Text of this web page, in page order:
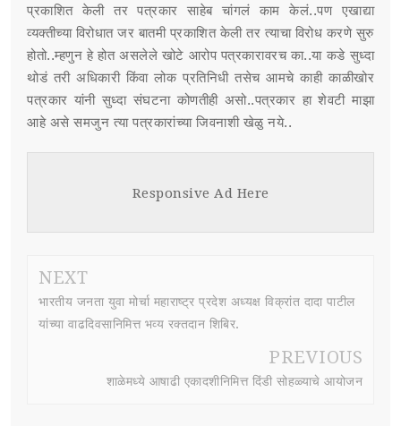
प्रकाशित केली तर पत्रकार साहेब चांगलं काम केलं..पण एखाद्या
व्यक्तीच्या विरोधात जर बातमी प्रकाशित केली तर त्याचा विरोध करणे सुरु
होतो..म्हणुन हे होत असलेले खोटे आरोप पत्रकारावरच का..या कडे सुध्दा
थोडं तरी अधिकारी किंवा लोक प्रतिनिधी तसेच आमचे काही काळीखोर
पत्रकार यांनी सुध्दा संघटना कोणतीही असो..पत्रकार हा शेवटी माझा
आहे असे समजुन त्या पत्रकारांच्या जिवनाशी खेळु नये..
Responsive Ad Here
NEXT
भारतीय जनता युवा मोर्चा महाराष्ट्र प्रदेश अध्यक्ष विक्रांत दादा पाटील
यांच्या वाढदिवसानिमित्त भव्य रक्तदान शिबिर.
PREVIOUS
शाळेमध्ये आषाढी एकादशीनिमित्त दिंडी सोहळ्याचे आयोजन